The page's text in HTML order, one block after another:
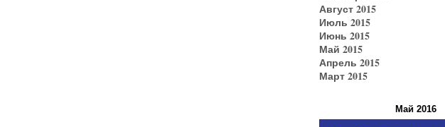
Август 2015
Июль 2015
Июнь 2015
Май 2015
Апрель 2015
Март 2015
Май 2016